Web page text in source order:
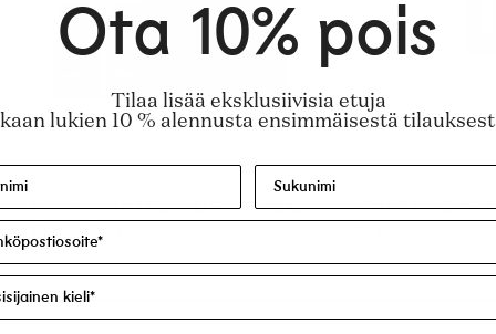
Mukautettu 30ml
Duo Set
Regular price
125€
Nopea
Ice(d) Scent
Ota 10% pois
Tilaa lisää eksklusiivisia etuja
lukien 10 % alennusta ensimmäisestä